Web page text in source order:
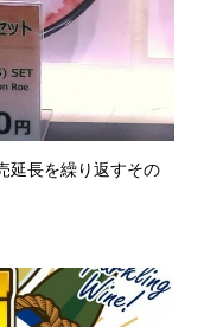
延長を繰り返すその